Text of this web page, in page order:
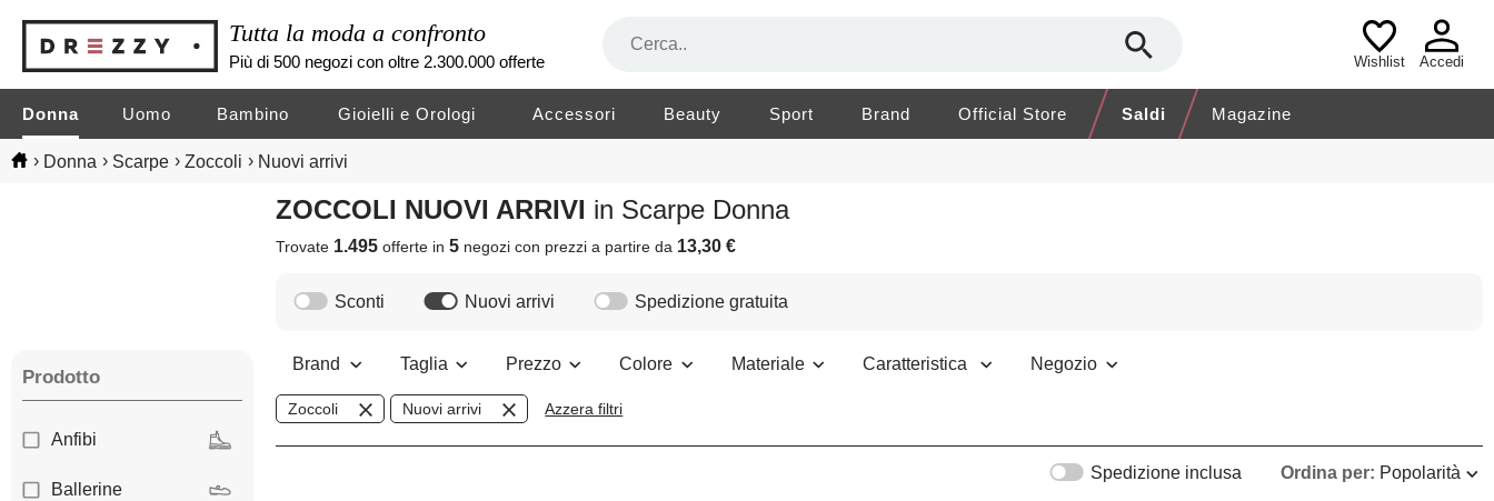
Tutta la moda a confronto
Più di 500 negozi con oltre 2.300.000 offerte Wishlist Accedi
Donna Uomo Bambino Gioielli e Orologi Accessori Beauty Sport Brand Official Store Saldi Magazine
› Donna › Scarpe › Zoccoli › Nuovi arrivi
ZOCCOLI NUOVI ARRIVI in Scarpe Donna
Trovate 1.495 offerte in5 negozicon prezzi a partire da 13,30 €
Prodotto
Anfibi
Ballerine
Sconti Nuovi arrivi Spedizione gratuita
Brand Taglia Prezzo Colore Materiale Caratteristica Negozio
Zoccoli Nuovi arrivi Azzera filtri
Ordina per: Popolarità
Spedizione inclusa